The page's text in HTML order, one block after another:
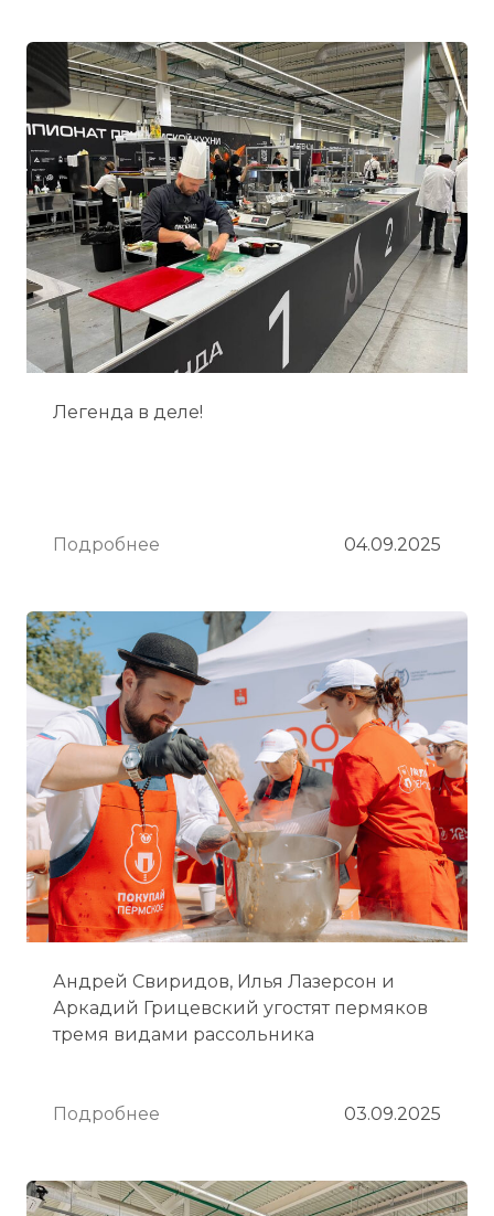
Легенда в деле!
Подробнее 04.09.2025
Андрей Свиридов, Илья Лазерсон и
Аркадий Грицевский угостят пермяков
тремя видами рассольника
Подробнее 03.09.2025